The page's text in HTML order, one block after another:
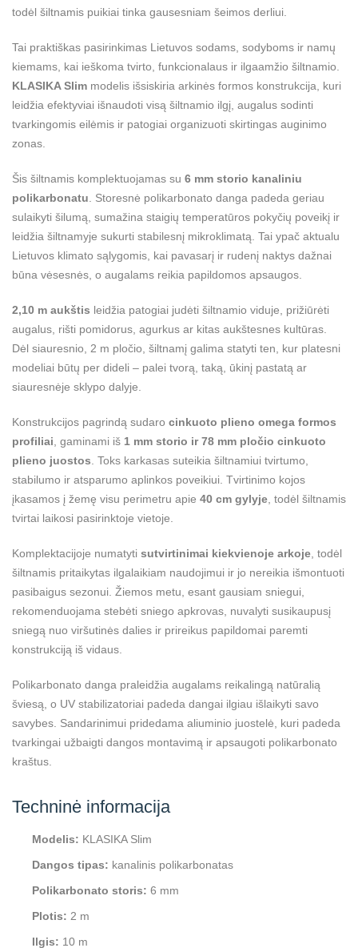
todėl šiltnamis puikiai tinka gausesniam šeimos derliui.
Tai praktiškas pasirinkimas Lietuvos sodams, sodyboms ir namų
kiemams, kai ieškoma tvirto, funkcionalaus ir ilgaamžio šiltnamio.
KLASIKA Slim modelis išsiskiria arkinės formos konstrukcija, kuri
leidžia efektyviai išnaudoti visą šiltnamio ilgį, augalus sodinti
tvarkingomis eilėmis ir patogiai organizuoti skirtingas auginimo
zonas.
Šis šiltnamis komplektuojamas su 6 mm storio kanaliniu
polikarbonatu . Storesnė polikarbonato danga padeda geriau
sulaikyti šilumą, sumažina staigių temperatūros pokyčių poveikį ir
leidžia šiltnamyje sukurti stabilesnį mikroklimatą. Tai ypač aktualu
Lietuvos klimato sąlygomis, kai pavasarį ir rudenį naktys dažnai
būna vėsesnės, o augalams reikia papildomos apsaugos.
2,10 m aukštis leidžia patogiai judėti šiltnamio viduje, prižiūrėti
augalus, rišti pomidorus, agurkus ar kitas aukštesnes kultūras.
Dėl siauresnio, 2 m pločio, šiltnamį galima statyti ten, kur platesni
modeliai būtų per dideli – palei tvorą, taką, ūkinį pastatą ar
siauresnėje sklypo dalyje.
Konstrukcijos pagrindą sudaro cinkuoto plieno omega formos
profiliai , gaminami iš 1 mm storio ir 78 mm pločio cinkuoto
plieno juostos . Toks karkasas suteikia šiltnamiui tvirtumo,
stabilumo ir atsparumo aplinkos poveikiui. Tvirtinimo kojos
įkasamos į žemę visu perimetru apie 40 cm gylyje , todėl šiltnamis
tvirtai laikosi pasirinktoje vietoje.
Komplektacijoje numatyti sutvirtinimai kiekvienoje arkoje , todėl
šiltnamis pritaikytas ilgalaikiam naudojimui ir jo nereikia išmontuoti
pasibaigus sezonui. Žiemos metu, esant gausiam sniegui,
rekomenduojama stebėti sniego apkrovas, nuvalyti susikaupusį
sniegą nuo viršutinės dalies ir prireikus papildomai paremti
konstrukciją iš vidaus.
Polikarbonato danga praleidžia augalams reikalingą natūralią
šviesą, o UV stabilizatoriai padeda dangai ilgiau išlaikyti savo
savybes. Sandarinimui pridedama aliuminio juostelė, kuri padeda
tvarkingai užbaigti dangos montavimą ir apsaugoti polikarbonato
kraštus.
Techninė informacija
Modelis: KLASIKA Slim
Dangos tipas: kanalinis polikarbonatas
Polikarbonato storis: 6 mm
Plotis: 2 m
Ilgis: 10 m